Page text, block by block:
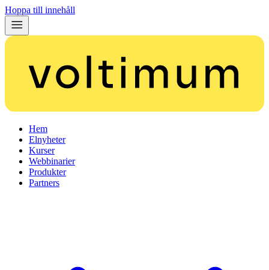
Hoppa till innehåll
Hem
Elnyheter
Kurser
Webbinarier
Produkter
Partners